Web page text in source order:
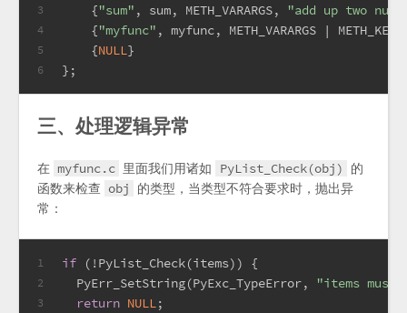
3
4
5
6
    {
"sum" , sum, METH_VARARGS, "add up two
    {
"myfunc" , myfunc, METH_VARARGS |
    {
NULL}
};
三、处理逻辑异常
在 myfunc.c 里面我们用诸如 PyList_Check(obj)
的
函数来检查 obj
的类型，当类型不符合要求时，抛出异
常：
1
2
3
if (!PyList_Check(items)) {
  PyErr_SetString(PyExc_TypeError,
"items
return NULL;